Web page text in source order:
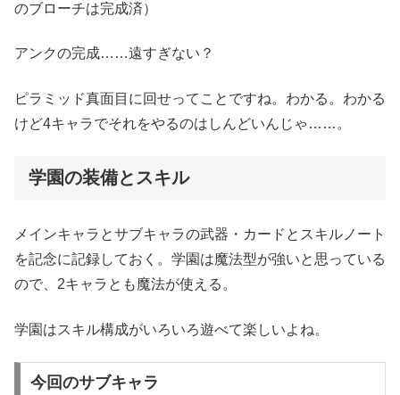
のブローチは完成済）
アンクの完成……遠すぎない？
ピラミッド真面目に回せってことですね。わかる。わかる
けど4キャラでそれをやるのはしんどいんじゃ……。
学園の装備とスキル
メインキャラとサブキャラの武器・カードとスキルノート
を記念に記録しておく。学園は魔法型が強いと思っている
ので、2キャラとも魔法が使える。
学園はスキル構成がいろいろ遊べて楽しいよね。
今回のサブキャラ